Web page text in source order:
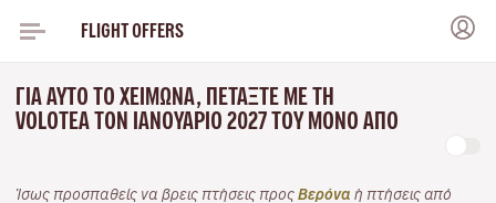
FLIGHT OFFERS
ΓΙΑ ΑΥΤΌ ΤΟ ΧΕΙΜΏΝΑ, ΠΕΤΆΞΤΕ ΜΕ ΤΗ
VOLOTEA ΤΟΝ ΙΑΝΟΥΆΡΙΟ 2027 ΤΟΥ ΜΌΝΟ ΑΠΌ
Ίσως προσπαθείς να βρεις πτήσεις προς Βερόνα ή πτήσεις από